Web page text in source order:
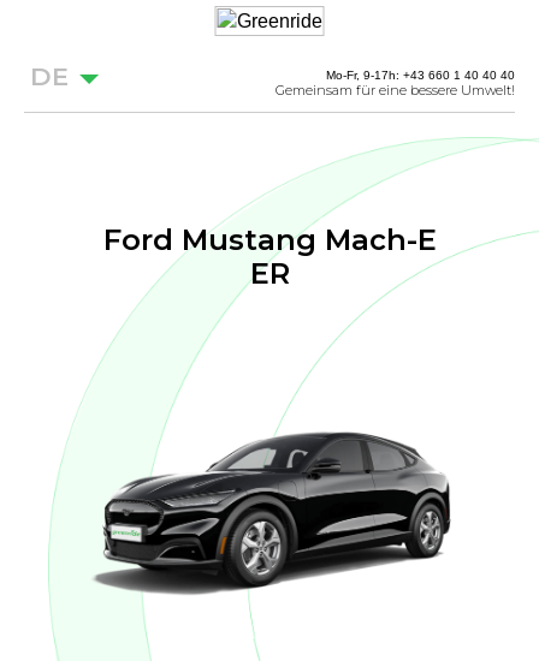
DE Mo-Fr, 9-17h: +43 660 1 40 40 40
Gemeinsam für eine bessere Umwelt!
Ford Mustang Mach-E
ER